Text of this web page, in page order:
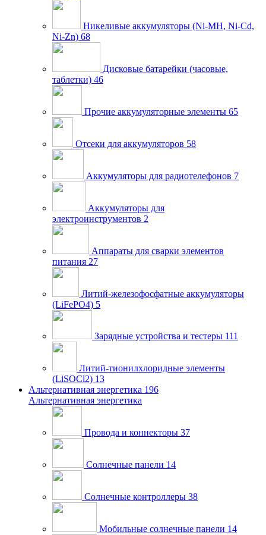
Никеливые аккумуляторы (Ni-MH, Ni-Cd,
Ni-Zn) 68
Дисковые батарейки (часовые,
таблетки) 46
Прочие аккумуляторные элементы 65
Отсеки для аккумуляторов 58
Аккумуляторы для радиотелефонов 7
Аккумуляторы для
электроинструментов 2
Аппараты для сварки элементов
питания 27
Литий-железофосфатные аккумуляторы
(LiFePO4) 5
Зарядные устройства и тестеры 111
Литий-тионилхлоридные элементы
(LiSOCl2) 13
Альтернативная энергетика 196
Альтернативная энергетика
Провода и коннекторы 37
Солнечные панели 14
Солнечные контроллеры 38
Мобильные солнечные панели 14